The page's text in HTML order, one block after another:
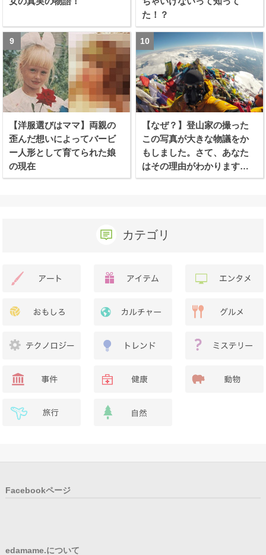
た！？
【洋服選びはママ】両親の
歪んだ想いによってバービ
ー人形として育てられた娘
の現在
【なぜ？】登山家の撮った
この写真が大きな物議をか
もしました。さて、あなた
はその理由がわかります
か？
カテゴリ
Facebookページ
edamame.について